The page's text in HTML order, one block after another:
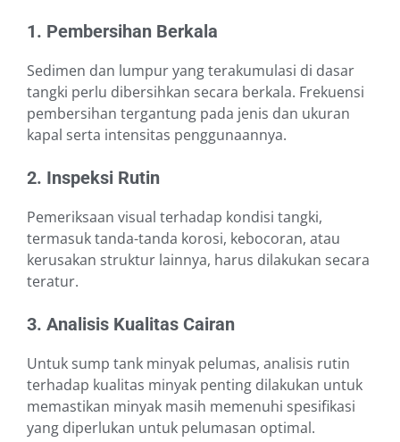
1. Pembersihan Berkala
Sedimen dan lumpur yang terakumulasi di dasar
tangki perlu dibersihkan secara berkala. Frekuensi
pembersihan tergantung pada jenis dan ukuran
kapal serta intensitas penggunaannya.
2. Inspeksi Rutin
Pemeriksaan visual terhadap kondisi tangki,
termasuk tanda-tanda korosi, kebocoran, atau
kerusakan struktur lainnya, harus dilakukan secara
teratur.
3. Analisis Kualitas Cairan
Untuk sump tank minyak pelumas, analisis rutin
terhadap kualitas minyak penting dilakukan untuk
memastikan minyak masih memenuhi spesifikasi
yang diperlukan untuk pelumasan optimal.